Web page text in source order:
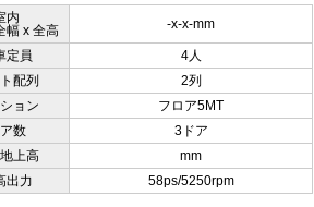
内
幅 x 全高
-x-x-mm
定員
4人
配列
2列
ョン
フロア5MT
ア数
3ドア
上高
mm
出力 58ps/5250rpm